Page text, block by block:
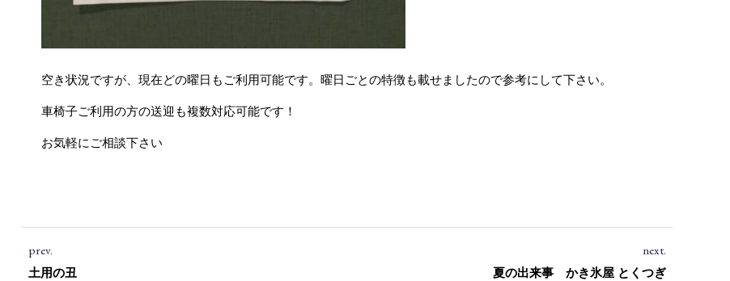
空き状況ですが、現在どの曜日もご利用可能です。曜日ごとの特徴も載せましたので参考にして下さい。
車椅子ご利用の方の送迎も複数対応可能です！
お気軽にご相談下さい
prev.
土用の丑
next.
夏の出来事 かき氷屋 とくつぎ